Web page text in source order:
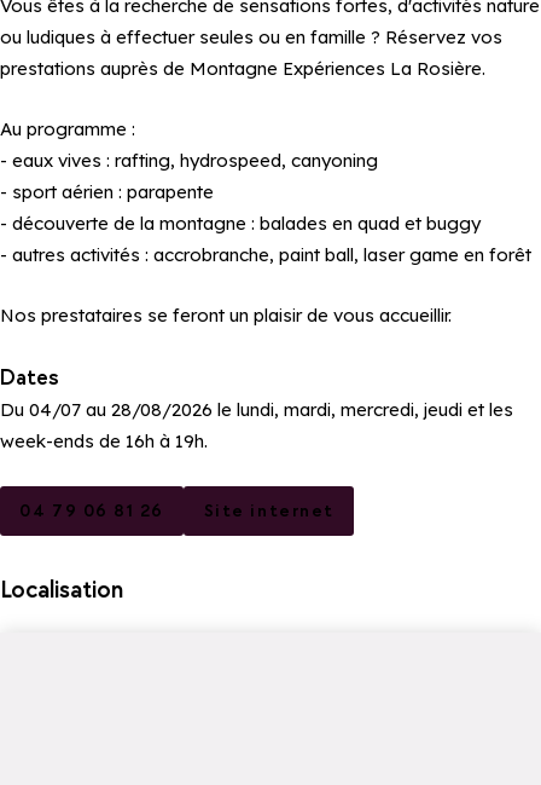
Vous êtes à la recherche de sensations fortes, d'activités nature
ou ludiques à effectuer seules ou en famille ? Réservez vos
prestations auprès de Montagne Expériences La Rosière.
Au programme :
- eaux vives : rafting, hydrospeed, canyoning
- sport aérien : parapente
- découverte de la montagne : balades en quad et buggy
- autres activités : accrobranche, paint ball, laser game en forêt
Nos prestataires se feront un plaisir de vous accueillir.
Dates
Du 04/07 au 28/08/2026 le lundi, mardi, mercredi, jeudi et les
week-ends de 16h à 19h.
04 79 06 81 26 Site internet
Localisation